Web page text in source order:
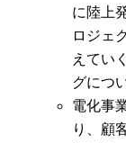
に陸上
ロジェ
えてい
グにつ
電化事
り、顧